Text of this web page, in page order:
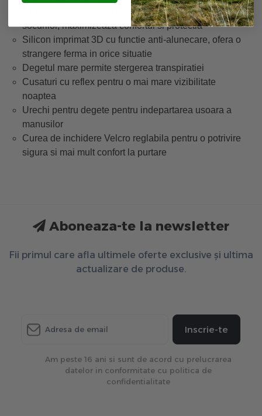
GEL de cea mai inalta calitate pentru absorbtia
socurilor, maximizeaza confortul si protectia
Silicon imprimat 3D cu functie anti-alunecare, ofera o
strangere ferma in orice situatie
Degetul mare permite stergerea transpiratiei
Cusaturi cu reflex pentru o mai mare vizibilitate
noaptea
Urechi pentru degete pentru indepartarea usoara a
manusilor
Curea de inchidere Velcro reglabila pentru o potrivire
sigura si mai mult confort la purtare
Aboneaza-te la newsletter
Fii primul care afla ultimele oferte exclusive și ultima
actualizare de produse.
Inscrie-te
Am peste 16 ani si sunt de acord cu prelucrarea
datelor in conformitate cu politica de
confidentialitate